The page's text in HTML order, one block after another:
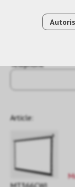
Téléphone
Article: